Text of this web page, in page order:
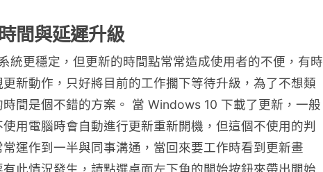
間與延遲升級
統更穩定，但更新的時間點常常造成使用者的不便，有時
新動作，只好將目前的工作擱下等待升級，為了不想類
間是個不錯的方案。 當 Windows 10 下載了更新，一般
用電腦時會自動進行更新重新開機，但這個不使用的判
運作到一半與同事溝通，當回來要工作時看到更新畫
此情況發生，請點選桌面左下角的開始按鈕來帶出開始